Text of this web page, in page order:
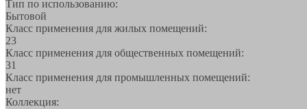
Тип по использованию:
Бытовой
Класс применения для жилых помещений:
23
Класс применения для общественных помещений:
31
Класс применения для промышленных помещений:
нет
Коллекция: